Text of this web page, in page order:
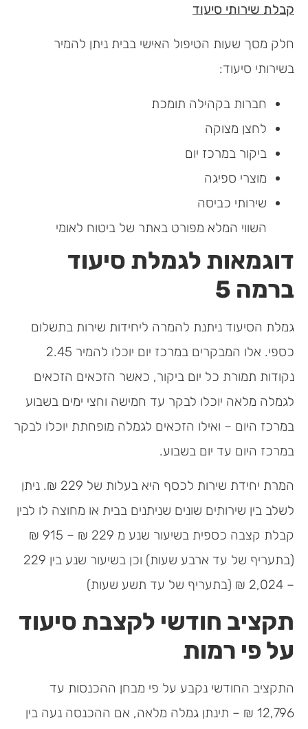
קבלת שירותי סיעוד
חלק מסך שעות הטיפול האישי בבית ניתן להמיר
בשירותי סיעוד:
חברות בקהילה תומכת
לחצן מצוקה
ביקור במרכז יום
מוצרי ספיגה
שירותי כביסה
השווי המלא מפורט באתר של ביטוח לאומי
דוגמאות לגמלת סיעוד
ברמה 5
גמלת הסיעוד ניתנת להמרה ליחידות שירות בתשלום
כספי. אלו המבקרים במרכז יום יוכלו להמיר 2.45
נקודות תמורת כל יום ביקור, כאשר הזכאים הזכאים
לגמלה מלאה יוכלו לבקר עד חמישה וחצי ימים בשבוע
במרכז היום – ואילו הזכאים לגמלה מופחתת יוכלו לבקר
במרכז היום עד יום בשבוע.
המרת יחידת שירות לכסף היא בעלות של 229 ₪. ניתן
לשלב בין שירותים שונים שניתנים בבית או מחוצה לו לבין
קבלת קצבה כספית בשיעור שנע מ 229 ₪ – 915 ₪
(בתעריף של עד ארבע שעות) וכן בשיעור שנע בין 229
– 2,024 ₪ (בתעריף של עד תשע שעות)
תקציב חודשי לקצבת סיעוד
על פי רמות
התקציב החודשי נקבע על פי מבחן ההכנסות עד
12,796 ₪ – תינתן גמלה מלאה, אם ההכנסה נעה בין